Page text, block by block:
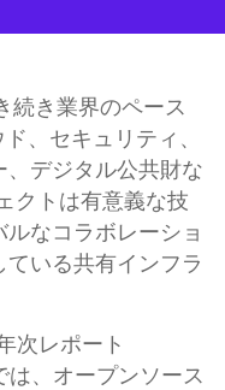
続き業界のペース
、セキュリティ、
デジタル公共財な
クトは有意義な技
なコラボレーショ
いる共有インフラ
次レポート
、オープンソース